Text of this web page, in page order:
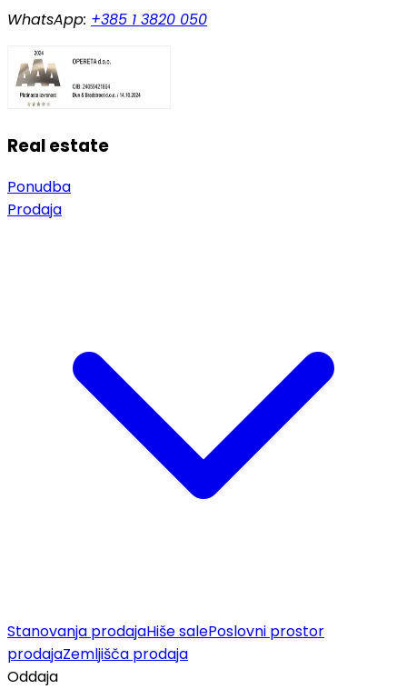
WhatsApp: +385 1 3820 050
Real estate
Ponudba
Prodaja
Stanovanja prodajaHiše salePoslovni prostor
prodajaZemljišča prodaja
Oddaja